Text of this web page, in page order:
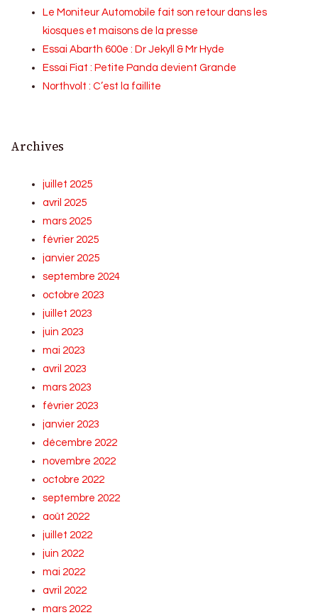
Le Moniteur Automobile fait son retour dans les
kiosques et maisons de la presse
Essai Abarth 600e : Dr Jekyll & Mr Hyde
Essai Fiat : Petite Panda devient Grande
Northvolt : C’est la faillite
Archives
juillet 2025
avril 2025
mars 2025
février 2025
janvier 2025
septembre 2024
octobre 2023
juillet 2023
juin 2023
mai 2023
avril 2023
mars 2023
février 2023
janvier 2023
décembre 2022
novembre 2022
octobre 2022
septembre 2022
août 2022
juillet 2022
juin 2022
mai 2022
avril 2022
mars 2022